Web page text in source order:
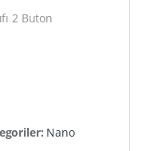
2 Buton
Nano